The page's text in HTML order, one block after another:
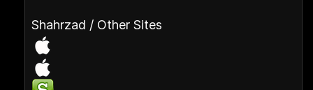
Shahrzad / Other Sites